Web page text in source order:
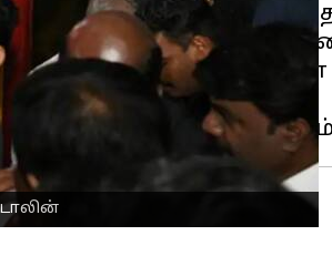
முறையாக நேற்று
பொதிகை ரயிலில்
அமைச்சர்கள் கே.என்